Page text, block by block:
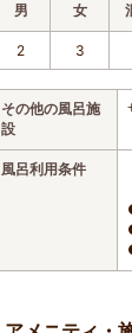
男 女
2 3
その他の風呂施
設
風呂利用条件